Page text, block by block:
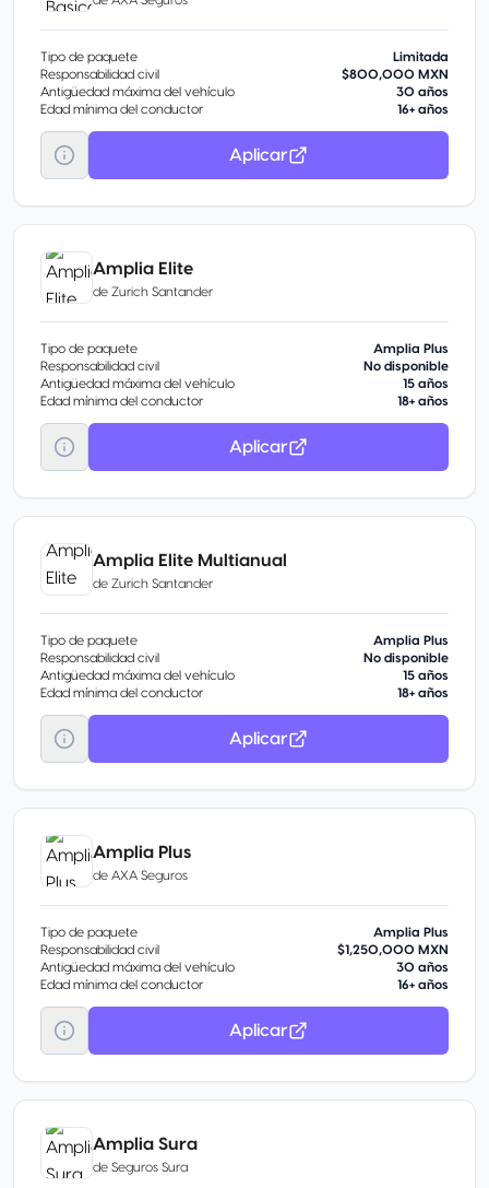
Tipo de paquete
Limitada
Responsabilidad civil
$800,000 MXN
Antigüedad máxima del vehículo
30 años
Edad mínima del conductor
16+ años
Aplicar
Amplia Elite
de Zurich Santander
Tipo de paquete
Amplia Plus
Responsabilidad civil
No disponible
Antigüedad máxima del vehículo
15 años
Edad mínima del conductor
18+ años
Aplicar
Amplia Elite Multianual
de Zurich Santander
Tipo de paquete
Amplia Plus
Responsabilidad civil
No disponible
Antigüedad máxima del vehículo
15 años
Edad mínima del conductor
18+ años
Aplicar
Amplia Plus
de AXA Seguros
Tipo de paquete
Amplia Plus
Responsabilidad civil
$1,250,000 MXN
Antigüedad máxima del vehículo
30 años
Edad mínima del conductor
16+ años
Aplicar
Amplia Sura
de Seguros Sura